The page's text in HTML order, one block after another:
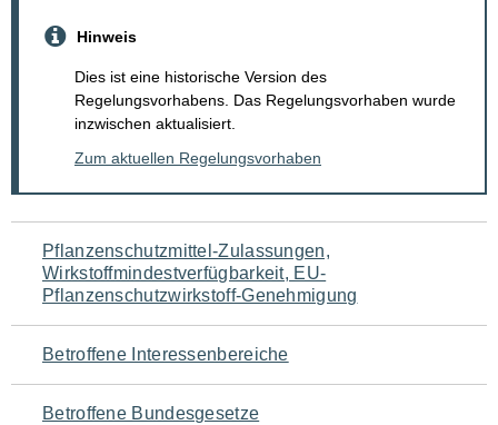
Hinweis
Dies ist eine historische Version des
Regelungsvorhabens. Das Regelungsvorhaben wurde
inzwischen aktualisiert.
Zum aktuellen Regelungsvorhaben
Navigation
für
den
Seiteninhalt
Pflanzenschutzmittel-Zulassungen,
Wirkstoffmindestverfügbarkeit, EU-
Pflanzenschutzwirkstoff-Genehmigung
Betroffene Interessenbereiche
Betroffene Bundesgesetze